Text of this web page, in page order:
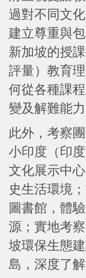
過對不同文
建立尊重與
新加坡的授
評量）教育
何從各種課
變及解難能力
此外，考察
小印度（印
文化展示中
史生活環境
圖書館，體
源；實地考
坡環保生態
島，深度了